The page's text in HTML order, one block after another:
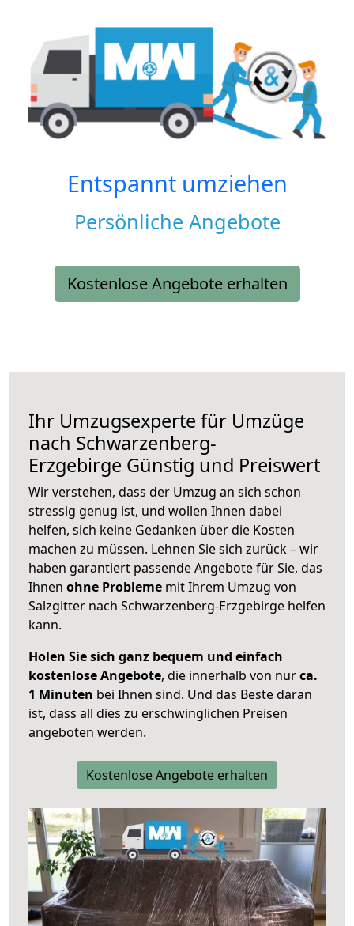
Entspannt umziehen
Persönliche Angebote
Kostenlose Angebote erhalten
Ihr Umzugsexperte für Umzüge
nach Schwarzenberg-
Erzgebirge Günstig und Preiswert
Wir verstehen, dass der Umzug an sich schon
stressig genug ist, und wollen Ihnen dabei
helfen, sich keine Gedanken über die Kosten
machen zu müssen. Lehnen Sie sich zurück – wir
haben garantiert passende Angebote für Sie, das
Ihnen ohne Probleme mit Ihrem Umzug von
Salzgitter nach Schwarzenberg-Erzgebirge helfen
kann.
Holen Sie sich ganz bequem und einfach
kostenlose Angebote, die innerhalb von nurca.
1 Minuten bei Ihnen sind. Und das Beste daran
ist, dass all dies zu erschwinglichen Preisen
angeboten werden.
Kostenlose Angebote erhalten